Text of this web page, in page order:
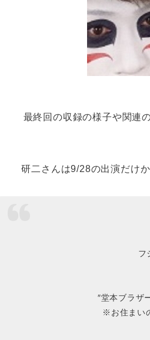
最終回の収録の様子や関連
研二さんは9/28の出演だけ
フ
″堂本ブラザ
※お住まい